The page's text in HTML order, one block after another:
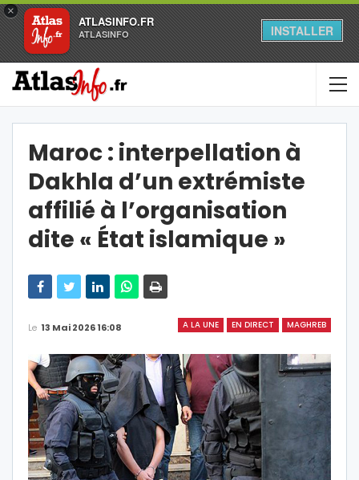
×
ATLASINFO.FR
ATLASINFO INSTALLER
Maroc : interpellation à
Dakhla d’un extrémiste
affilié à l’organisation
dite « État islamique »
A LA UNE EN DIRECT MAGHREB
Le 13 Mai 2026 16:08